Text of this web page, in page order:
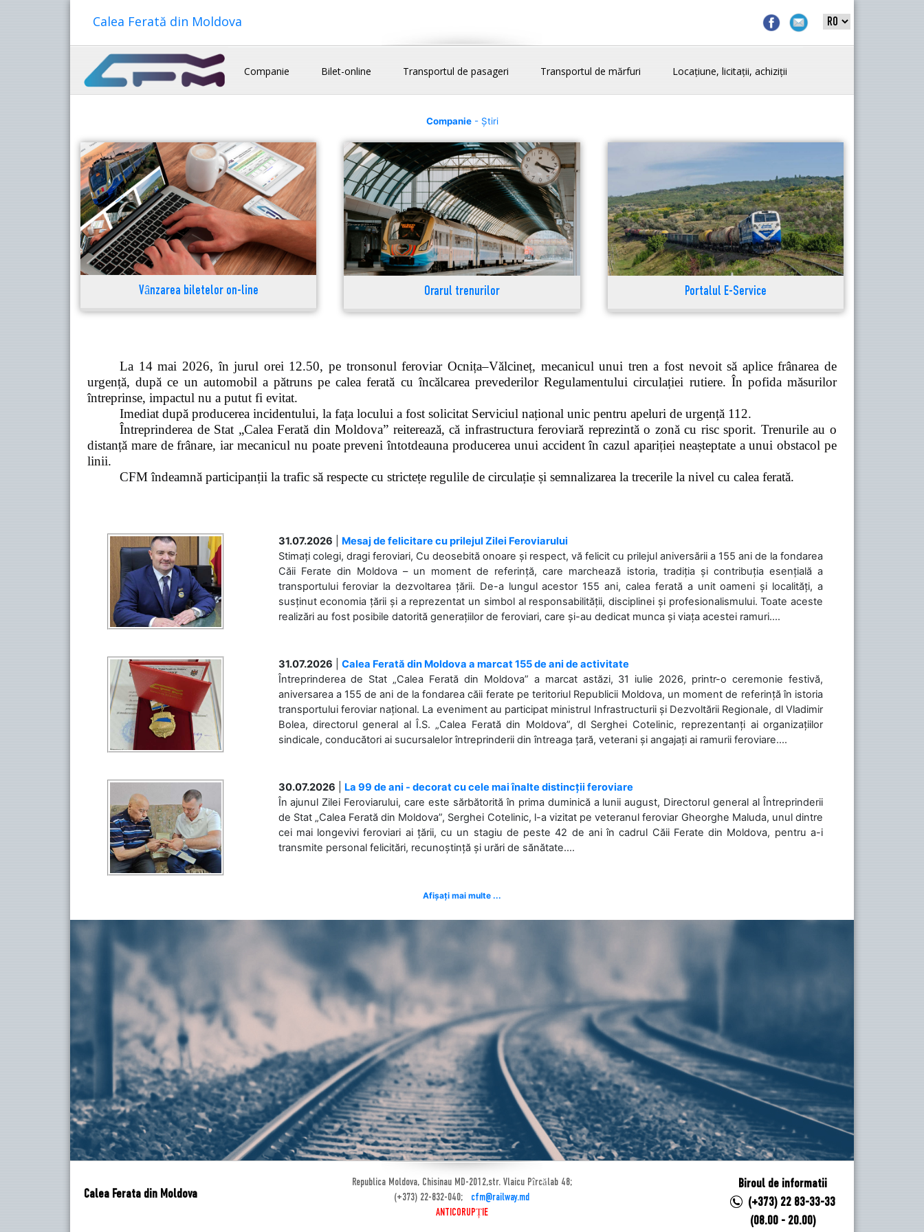
Calea Ferată din Moldova
Companie Bilet-online Transportul de pasageri Transportul de mărfuri Locațiune, licitații, achiziții
Companie- Știri
Vânzarea biletelor on-line Orarul trenurilor Portalul E-Service
La 14 mai 2026, în jurul orei 12.50, pe tronsonul feroviar Ocnița–Vălcineț, mecanicul unui tren a fost nevoit să aplice frânarea de
urgență, după ce un automobil a pătruns pe calea ferată cu încălcarea prevederilor Regulamentului circulației rutiere. În pofida măsurilor
întreprinse, impactul nu a putut fi evitat.
Imediat după producerea incidentului, la fața locului a fost solicitat Serviciul național unic pentru apeluri de urgență 112.
Întreprinderea de Stat „Calea Ferată din Moldova” reiterează, că infrastructura feroviară reprezintă o zonă cu risc sporit. Trenurile au o
distanță mare de frânare, iar mecanicul nu poate preveni întotdeauna producerea unui accident în cazul apariției neașteptate a unui obstacol pe
linii.
CFM îndeamnă participanții la trafic să respecte cu strictețe regulile de circulație și semnalizarea la trecerile la nivel cu calea ferată.
31.07.2026
Mesaj de felicitare cu prilejul Zilei Feroviarului
Stimați colegi, dragi feroviari, Cu deosebită onoare și respect, vă felicit cu prilejul aniversării a 155 ani de la fondarea
Căii Ferate din Moldova – un moment de referință, care marchează istoria, tradiția și contribuția esențială a
transportului feroviar la dezvoltarea țării. De-a lungul acestor 155 ani, calea ferată a unit oameni și localități, a
susținut economia țării și a reprezentat un simbol al responsabilității, disciplinei și profesionalismului. Toate aceste
realizări au fost posibile datorită generațiilor de feroviari, care și-au dedicat munca și viața acestei ramuri....
31.07.2026
Calea Ferată din Moldova a marcat 155 de ani de activitate
Întreprinderea de Stat „Calea Ferată din Moldova” a marcat astăzi, 31 iulie 2026, printr-o ceremonie festivă,
aniversarea a 155 de ani de la fondarea căii ferate pe teritoriul Republicii Moldova, un moment de referință în istoria
transportului feroviar național. La eveniment au participat ministrul Infrastructurii și Dezvoltării Regionale, dl Vladimir
Bolea, directorul general al Î.S. „Calea Ferată din Moldova”, dl Serghei Cotelinic, reprezentanți ai organizațiilor
sindicale, conducători ai sucursalelor întreprinderii din întreaga țară, veterani și angajați ai ramurii feroviare....
30.07.2026
La 99 de ani - decorat cu cele mai înalte distincții feroviare
În ajunul Zilei Feroviarului, care este sărbătorită în prima duminică a lunii august, Directorul general al Întreprinderii
de Stat „Calea Ferată din Moldova”, Serghei Cotelinic, l-a vizitat pe veteranul feroviar Gheorghe Maluda, unul dintre
cei mai longevivi feroviari ai țării, cu un stagiu de peste 42 de ani în cadrul Căii Ferate din Moldova, pentru a-i
transmite personal felicitări, recunoștință și urări de sănătate....
Afișați mai multe ...
Calea Ferata din Moldova
Republica Moldova, Chisinau MD-2012,str. Vlaicu Pîrcălab 48;
(+373) 22-832-040; cfm@railway.md
ANTICORUPȚIE
Biroul de informatii
(+373) 22 83-33-33
(08.00 - 20.00)